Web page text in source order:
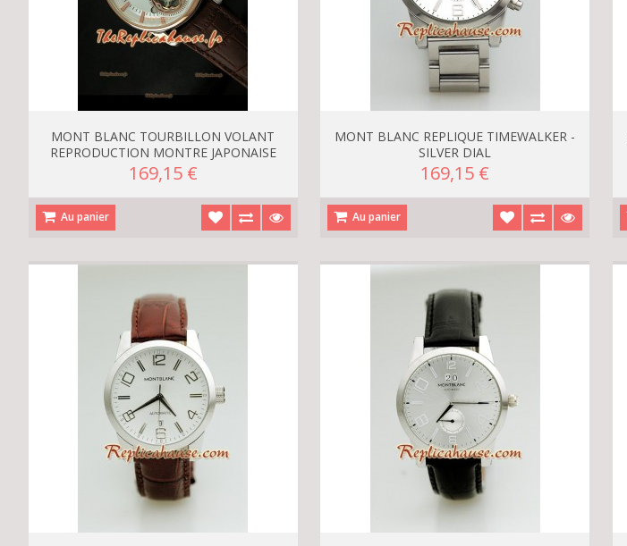
MONT BLANC TOURBILLON VOLANT
REPRODUCTION MONTRE JAPONAISE
169,15 €
Au panier
MONT BLANC REPLIQUE TIMEWALKER -
SILVER DIAL
169,15 €
Au panier